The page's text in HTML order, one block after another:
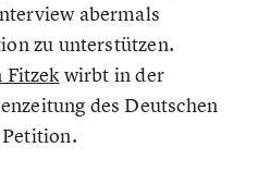
abermals
zu unterstützen.
Fitzek wirbt in der
des Deutschen